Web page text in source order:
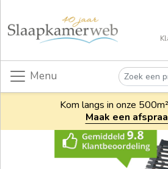
Menu
Kom langs in onze
Maak een